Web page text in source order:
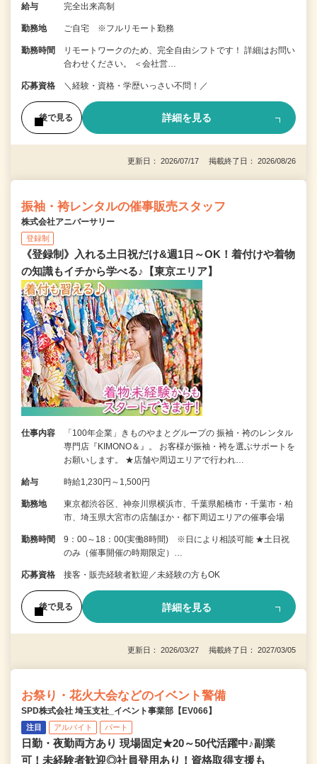
給与 完全出来高制
勤務地 ご自宅 ※フルリモート勤務
勤務時間
リモートワークのため、完全自由シフトです！ 詳細はお問い
合わせください。 ＜会社営…
応募資格 ＼経験・資格・学歴いっさい不問！／
後で見る 詳細を見る
更新日： 2026/07/17 掲載終了日： 2026/08/26
振袖・袴レンタルの催事販売スタッフ
株式会社アニバーサリー
登録制
《登録制》入れる土日祝だけ&週1日～OK！着付けや着物
の知識もイチから学べる♪【東京エリア】
仕事内容
「100年企業」きものやまとグループの 振袖・袴のレンタル
専門店『KIMONO＆』。 お客様が振袖・袴を選ぶサポートを
お願いします。 ★店舗や周辺エリアで行われ…
給与 時給1,230円～1,500円
勤務地
東京都渋谷区、神奈川県横浜市、千葉県船橋市・千葉市・柏
市、埼玉県大宮市の店舗ほか・都下周辺エリアの催事会場
勤務時間
9：00～18：00(実働8時間) ※日により相談可能 ★土日祝
のみ（催事開催の時期限定）…
応募資格 接客・販売経験者歓迎／未経験の方もOK
後で見る 詳細を見る
更新日： 2026/03/27 掲載終了日： 2027/03/05
お祭り・花火大会などのイベント警備
SPD株式会社 埼玉支社_イベント事業部【EV066】
注目 アルバイト パート
日勤・夜勤両方あり 現場固定★20～50代活躍中♪副業
可！未経験者歓迎◎社員登用あり！資格取得支援も